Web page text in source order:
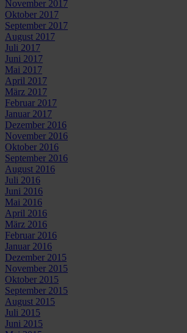
November 2017
Oktober 2017
September 2017
August 2017
Juli 2017
Juni 2017
Mai 2017
April 2017
März 2017
Februar 2017
Januar 2017
Dezember 2016
November 2016
Oktober 2016
September 2016
August 2016
Juli 2016
Juni 2016
Mai 2016
April 2016
März 2016
Februar 2016
Januar 2016
Dezember 2015
November 2015
Oktober 2015
September 2015
August 2015
Juli 2015
Juni 2015